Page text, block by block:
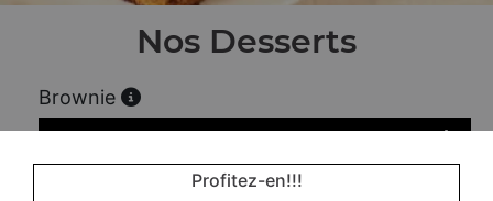
Nos Desserts
Brownie
2.50€
Profitez-en!!!